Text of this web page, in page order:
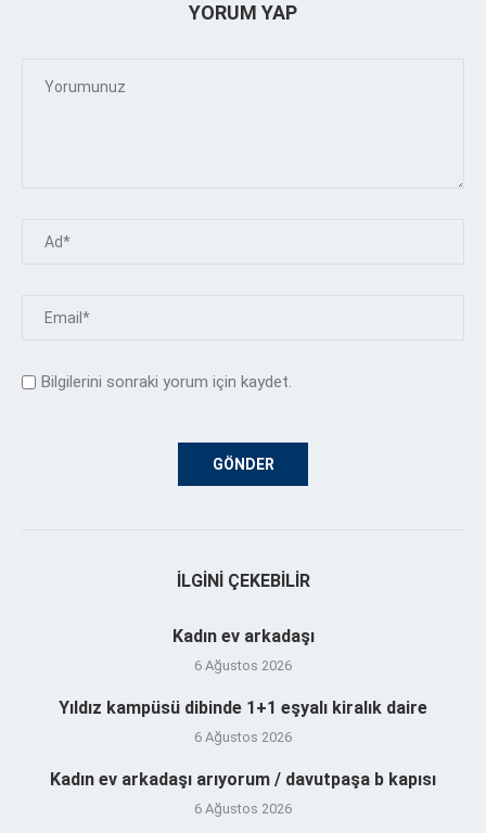
YORUM YAP
Bilgilerini sonraki yorum için kaydet.
İLGINI ÇEKEBILIR
Kadın ev arkadaşı
6 Ağustos 2026
Yıldız kampüsü dibinde 1+1 eşyalı kiralık daire
6 Ağustos 2026
Kadın ev arkadaşı arıyorum / davutpaşa b kapısı
6 Ağustos 2026